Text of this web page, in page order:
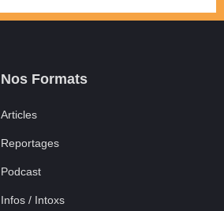
Nos Formats
Articles
Reportages
Podcast
Infos / Intoxs